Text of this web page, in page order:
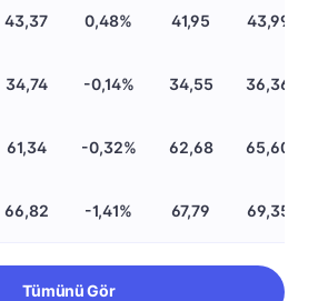
43,37 0,48% 41,95 43,99
34,74 -0,14% 34,55 36,36
61,34 -0,32% 62,68 65,60
66,82 -1,41% 67,79 69,35
Tümünü Gör